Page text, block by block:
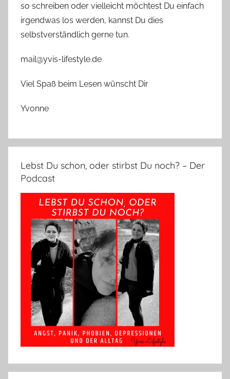
so schreiben oder vielleicht möchtest Du einfach
irgendwas los werden, kannst Du dies
selbstverständlich gerne tun.
mail@yvis-lifestyle.de
Viel Spaß beim Lesen wünscht Dir
Yvonne
Lebst Du schon, oder stirbst Du noch? – Der
Podcast